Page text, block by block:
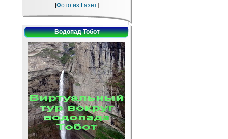
[Фото из Газет]
Водопад Тобот